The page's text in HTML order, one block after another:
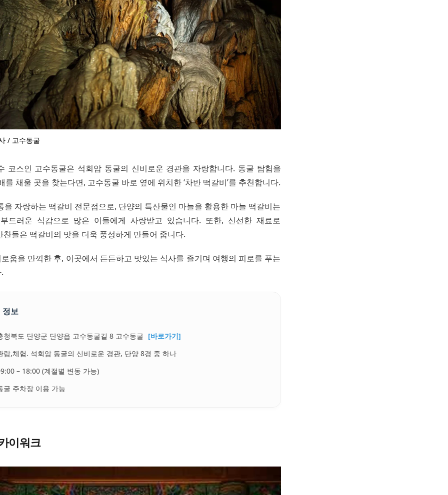
/ 고수동굴
코스인 고수동굴은 석회암 동굴의 신비로운 경관을 자랑합니다. 동굴 탐험을
를 채울 곳을 찾는다면, 고수동굴 바로 옆에 위치한 ‘차반 떡갈비’를 추천합니다.
을 자랑하는 떡갈비 전문점으로, 단양의 특산물인 마늘을 활용한 마늘 떡갈비는
드러운 식감으로 많은 이들에게 사랑받고 있습니다. 또한, 신선한 재료로
들은 떡갈비의 맛을 더욱 풍성하게 만들어 줍니다.
움을 만끽한 후, 이곳에서 든든하고 맛있는 식사를 즐기며 여행의 피로를 푸는
정보
청북도 단양군 단양읍 고수동굴길 8 고수동굴 [바로가기]
람,체험. 석회암 동굴의 신비로운 경관, 단양 8경 중 하나
– 18:00 (계절별 변동 가능)
굴 주차장 이용 가능
이워크